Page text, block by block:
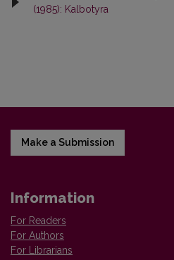
(1985): Kalbotyra
Make a Submission
Information
For Readers
For Authors
For Librarians